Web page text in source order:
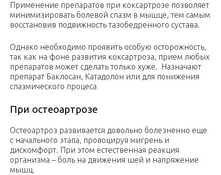
Применение препаратов при коксартрозе позволяет
минимизировать болевой спазм в мышце, тем самым
восстановив подвижность тазобедренного сустава.
Однако необходимо проявить особую осторожность,
так как на фоне развития коксартроза, прием любых
препаратов может сделать только хуже. Назначают
препарат Баклосан, Катадолон или для понижения
спазмического процеса
При остеоартрозе
Остеоартроз развивается довольно болезненно еще
с начального этапа, провоцируя мигрень и
дискомфорт. При этом естественная реакция
организма – боль на движения шей и напряжение
мышц.